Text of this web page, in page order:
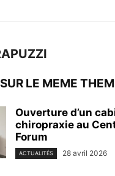
SUR LE MEME
Ouverture d’un
chiropraxie au
Forum
ACTUALITÉS 28 avril 2026